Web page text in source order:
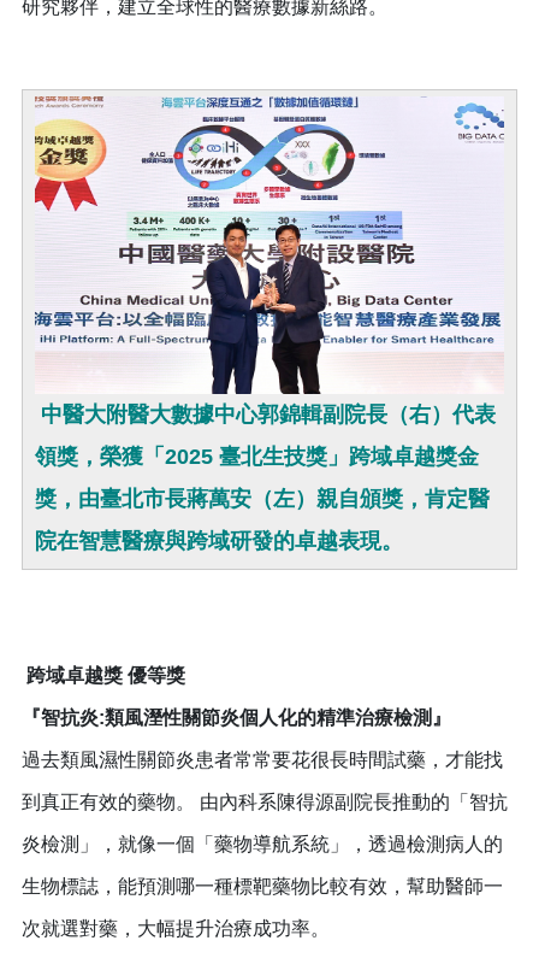
研究夥伴，建立全球性的醫療數據新絲路。
中醫大附醫大數據中心郭錦輯副院長（右）代表
領獎，榮獲「2025 臺北生技獎」跨域卓越獎金
獎，由臺北市長蔣萬安（左）親自頒獎，肯定醫
院在智慧醫療與跨域研發的卓越表現。
跨域卓越獎 優等獎
『智抗炎:類風溼性關節炎個人化的精準治療檢測』
過去類風濕性關節炎患者常常要花很長時間試藥，才能找
到真正有效的藥物。 由內科系陳得源副院長推動的「智抗
炎檢測」，就像一個「藥物導航系統」，透過檢測病人的
生物標誌，能預測哪一種標靶藥物比較有效，幫助醫師一
次就選對藥，大幅提升治療成功率。